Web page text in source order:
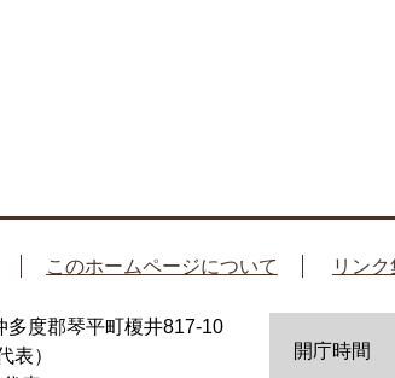
このホームページについて リンク
度郡琴平町榎井817-10
表）
開庁時間